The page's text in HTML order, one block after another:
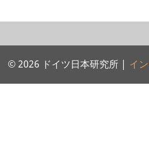
© 2026 ドイツ日本研究所 | イ